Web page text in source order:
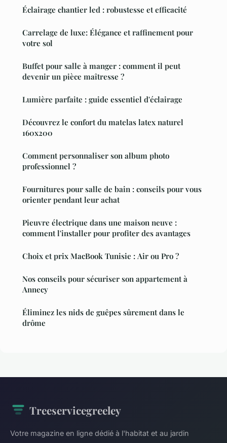
Éclairage chantier led : robustesse et efficacité
Carrelage de luxe: Élégance et raffinement pour
votre sol
Buffet pour salle à manger : comment il peut
devenir un pièce maîtresse ?
Lumière parfaite : guide essentiel d'éclairage
Découvrez le confort du matelas latex naturel
160x200
Comment personnaliser son album photo
professionnel ?
Fournitures pour salle de bain : conseils pour vous
orienter pendant leur achat
Pieuvre électrique dans une maison neuve :
comment l'installer pour profiter des avantages
Choix et prix MacBook Tunisie : Air ou Pro ?
Nos conseils pour sécuriser son appartement à
Annecy
Éliminez les nids de guêpes sûrement dans le
drôme
Treeservicegreeley
Votre magazine en ligne dédié à l'habitat et au jardin